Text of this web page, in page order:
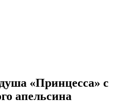
«Принцесса» с
апельсина